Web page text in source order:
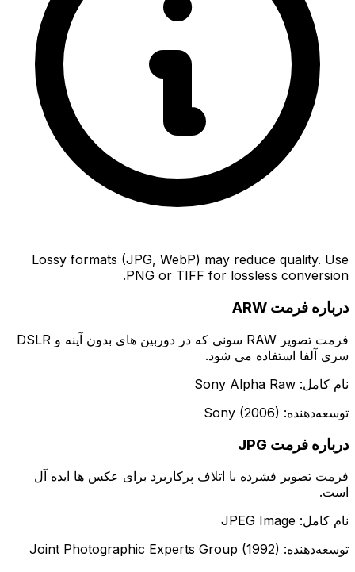
Lossy formats (JPG, WebP) may reduce quality. Use
PNG or TIFF for lossless conversion.
درباره فرمت ARW
فرمت تصویر RAW سونی که در دوربین های بدون آینه و DSLR
سری آلفا استفاده می شود.
نام کامل: Sony Alpha Raw
توسعه‌دهنده: Sony (2006)
درباره فرمت JPG
فرمت تصویر فشرده با اتلاف پرکاربرد برای عکس ها ایده آل
است.
نام کامل: JPEG Image
توسعه‌دهنده: Joint Photographic Experts Group (1992)